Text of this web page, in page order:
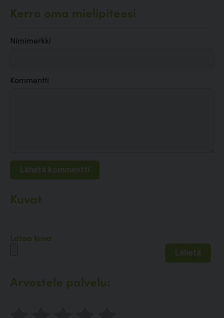
Kerro oma mielipiteesi
Nimimerkki
Kommentti
Kuvat
Lataa kuva
Arvostele palvelu: